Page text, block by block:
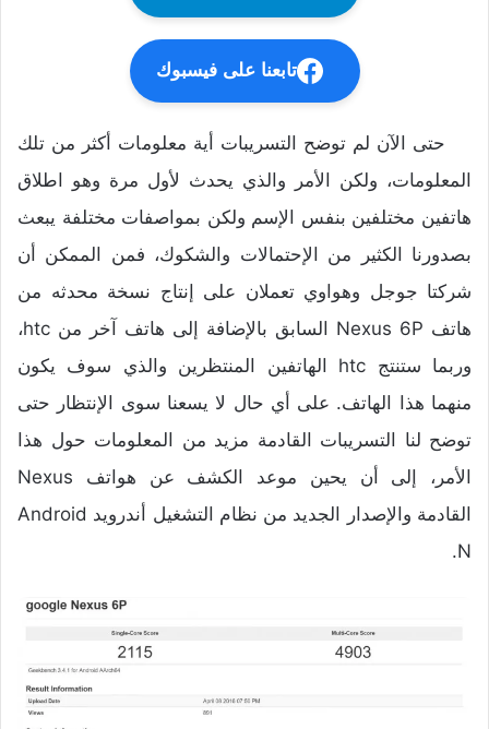
تابعنا على فيسبوك
حتى الآن لم توضح التسريبات أية معلومات أكثر من تلك
المعلومات، ولكن الأمر والذي يحدث لأول مرة وهو اطلاق
هاتفين مختلفين بنفس الإسم ولكن بمواصفات مختلفة يبعث
بصدورنا الكثير من الإحتمالات والشكوك، فمن الممكن أن
شركتا جوجل وهواوي تعملان على إنتاج نسخة محدثه من
هاتف Nexus 6P السابق بالإضافة إلى هاتف آخر من htc،
وربما ستنتج htc الهاتفين المنتظرين والذي سوف يكون
منهما هذا الهاتف. على أي حال لا يسعنا سوى الإنتظار حتى
توضح لنا التسريبات القادمة مزيد من المعلومات حول هذا
الأمر، إلى أن يحين موعد الكشف عن هواتف Nexus
القادمة والإصدار الجديد من نظام التشغيل أندرويد Android
N.